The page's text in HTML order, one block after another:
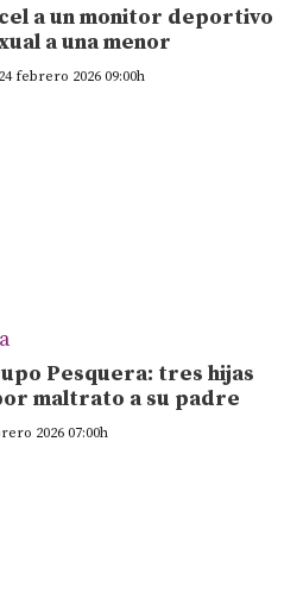
a un monitor deportivo
a una menor
24 febrero 2026 09:00h
Pesquera: tres hijas
maltrato a su padre
2026 07:00h